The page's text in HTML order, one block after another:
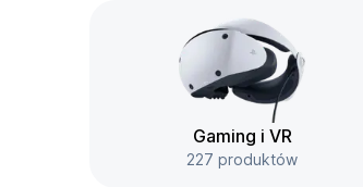
Gaming i VR
227 produktów